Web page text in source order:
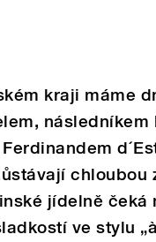
kraji máme
následníkem
chloubou
jídelně čeká
ve stylu